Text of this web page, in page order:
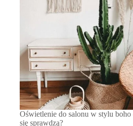
Oświetlenie do salonu w stylu
się sprawdzą?